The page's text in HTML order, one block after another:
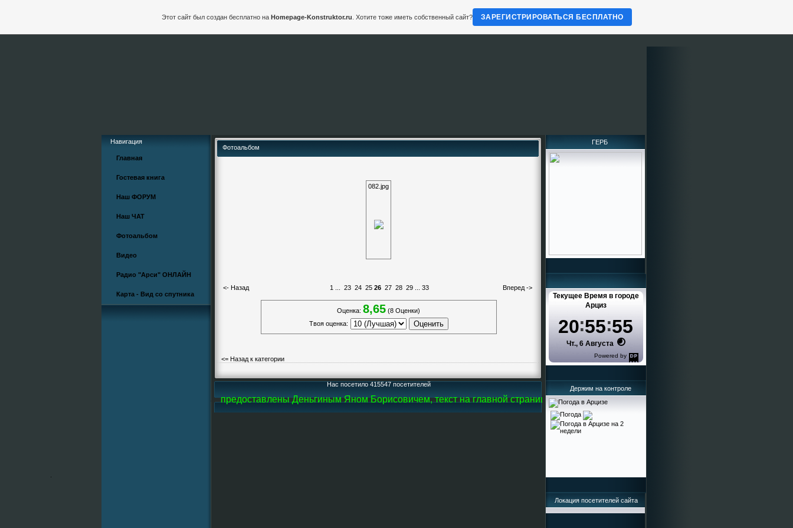
Навигация
Главная
Гостевая книга
Наш ФОРУМ
Наш ЧАТ
Фотоальбом
Видео
Радио "Арси" ОНЛАЙН
Карта - Вид со спутника
Фотоальбом
082.jpg
<- Назад 1 23 24 25 26 27 28 29 33 Вперед ->
Оценка: 8,65 (8 Оценки)
Твоя оценка:
<= Назад к категории
Нас посетило 415547 посетителей
Line, все фотографии и большую часть видео предоставлены Деньгиным Яном Борисовичем, текст на главной странице Кисельева Ирина Григорьевна
ГЕРБ
Powered by
DaysPedia.com
Текущее Время в городе
Арциз
20 55 56
Чт., 6 Августа
Держим на контроле
Локация посетителей сайта
Этот сайт был создан бесплатно на Homepage-Konstruktor.ru . Хотите тоже иметь собственный сайт? ЗАРЕГИСТРИРОВАТЬСЯ БЕСПЛАТНО